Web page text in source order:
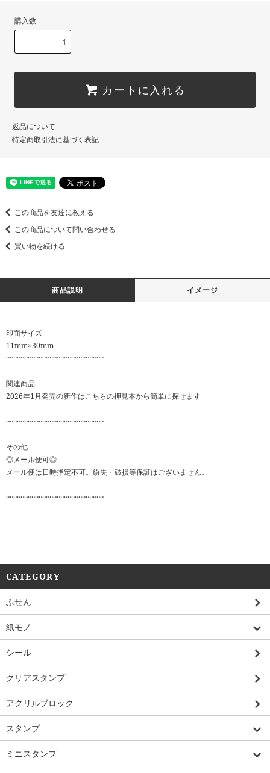
購入数
カートに入れる
返品について
特定商取引法に基づく表記
この商品を友達に教える
この商品について問い合わせる
買い物を続ける
商品説明 イメージ
印面サイズ
11mm×30mm
‥‥‥‥‥‥‥‥‥‥‥‥‥‥‥‥‥‥‥‥‥‥‥‥‥‥‥
関連商品
2026年1月発売の新作はこちらの押見本から簡単に探せます
‥‥‥‥‥‥‥‥‥‥‥‥‥‥‥‥‥‥‥‥‥‥‥‥‥‥‥
その他
◎メール便可◎
メール便は日時指定不可。紛失・破損等保証はございません。
‥‥‥‥‥‥‥‥‥‥‥‥‥‥‥‥‥‥‥‥‥‥‥‥‥‥‥
CATEGORY
ふせん
紙モノ
シール
クリアスタンプ
アクリルブロック
スタンプ
ミニスタンプ